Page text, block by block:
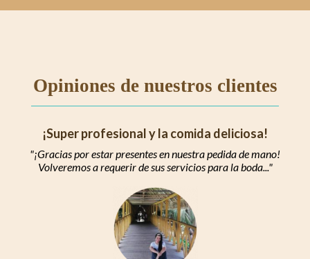
Opiniones de nuestros clientes
¡Super profesional y la comida deliciosa!
"¡Gracias por estar presentes en nuestra pedida de mano!
Volveremos a requerir de sus servicios para la boda..."